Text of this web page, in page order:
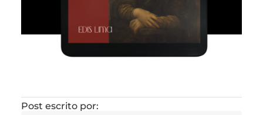
Post escrito por: